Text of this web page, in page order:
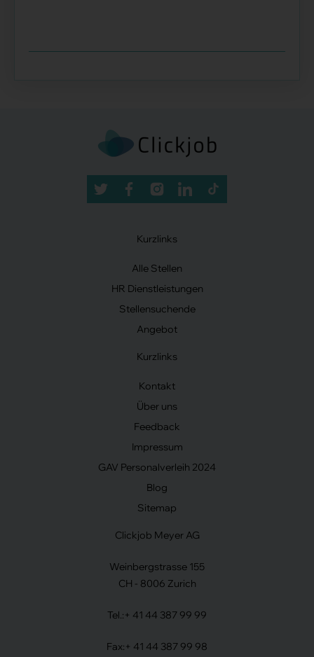
Kurzlinks
Alle Stellen
HR Dienstleistungen
Stellensuchende
Angebot
Kurzlinks
Kontakt
Über uns
Feedback
Impressum
GAV Personalverleih 2024
Blog
Sitemap
Clickjob Meyer AG
Weinbergstrasse 155
CH - 8006 Zurich
Tel.: + 41 44 387 99 99
Fax: + 41 44 387 99 98